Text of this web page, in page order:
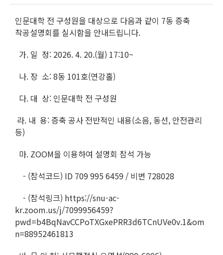
인문대학 전 구성원을 대상으로 다음과 같이 7동 증축
착공설명회를 실시함을 안내드립니다.
가. 일 정: 2026. 4. 20.(월) 17:10~
나. 장 소: 8동 101호(연강홀)
다. 대 상: 인문대학 전 구성원
라. 내 용: 증축 공사 전반적인 내용(소음, 동선, 안전관리
등)
마. ZOOM을 이용하여 설명회 참석 가능
- (참석코드) ID 709 995 6459 / 비번 728028
- (참석링크) https://snu-ac-
kr.zoom.us/j/7099956459?
pwd=b4BqNavCCPoTXGxePRR3d6TCnUVe0v.1&om
n=88952461813